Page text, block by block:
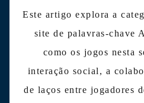
Este artigo explora a
site de palavras-chave
como os jogos nesta
interação social, a
de laços entre jogadores